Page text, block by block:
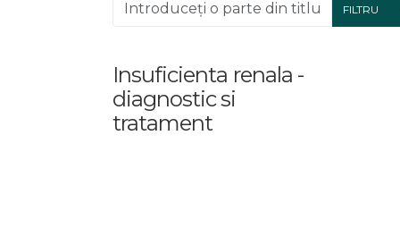
FILTRU
Insuficienta renala -
diagnostic si
tratament